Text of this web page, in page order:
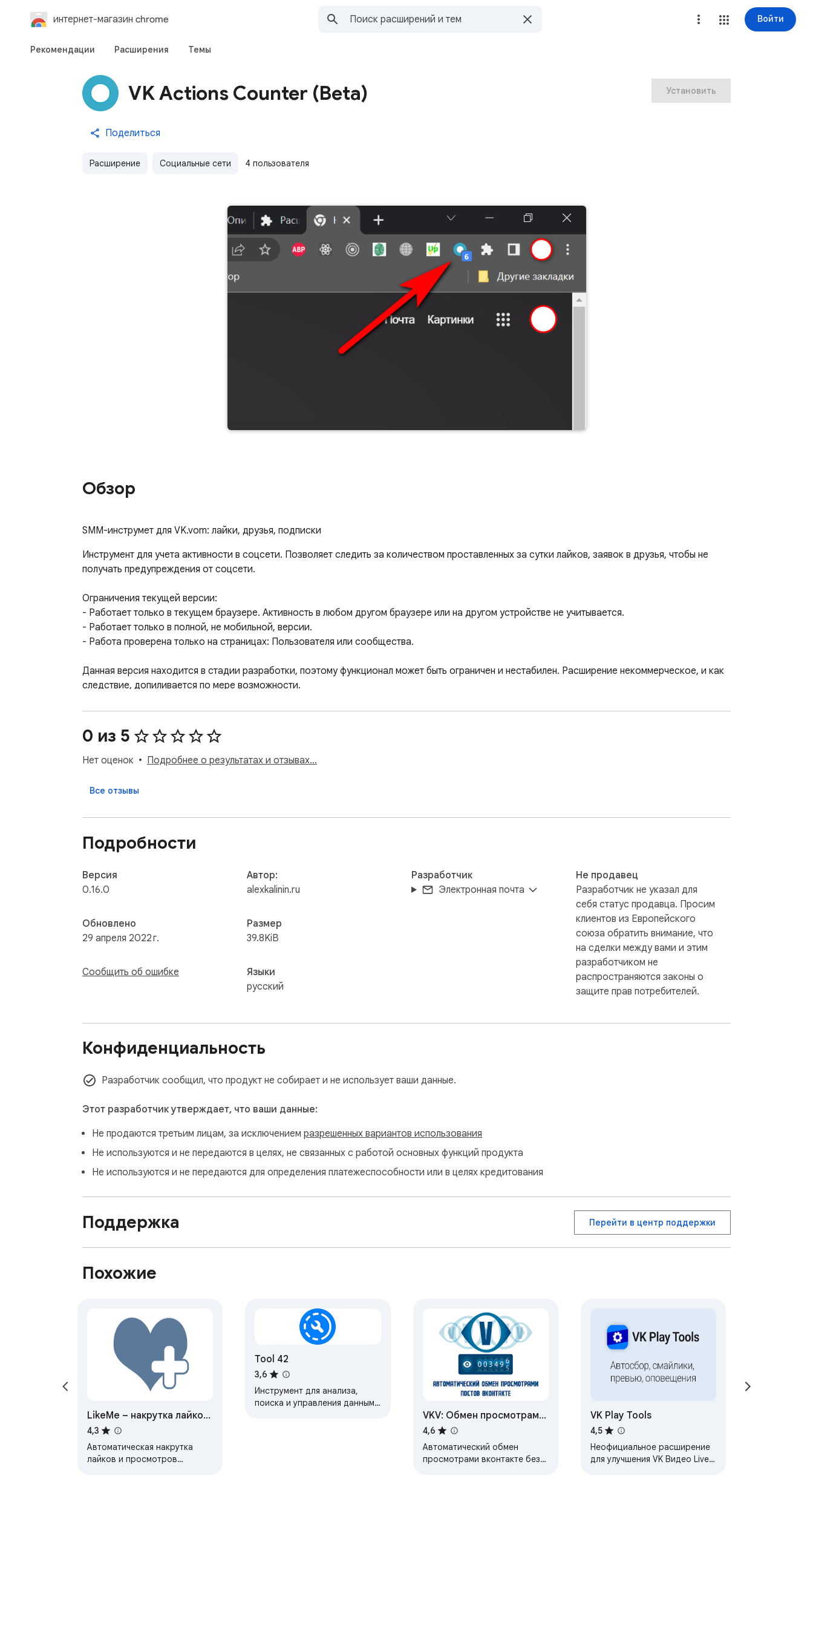
интернет-магазин chrome Войти
Рекомендации Расширения Темы
VK Actions Counter (Beta)
Поделиться
Расширение Социальные сети 4 пользователя
Установить
Обзор
SMM-инструмет для VK.vom: лайки, друзья, подписки
Инструмент для учета активности в соцсети. Позволяет следить за количеством проставленных за сутки лайков, заявок в друзья, чтобы не
получать предупреждения от соцсети.
Ограничения текущей версии:
- Работает только в текущем браузере. Активность в любом другом браузере или на другом устройстве не учитывается.
- Работает только в полной, не мобильной, версии.
- Работа проверена только на страницах: Пользователя или сообщества.
Данная версия находится в стадии разработки, поэтому функционал может быть ограничен и нестабилен. Расширение некоммерческое, и как
следствие, допиливается по мере возможности.
Если у вас есть предложения или замечания - пишите в отзывы, вместе попробуем сделать его лучше ;)
0 из 5
Нет оценок Подробнее о результатах и отзывах…
Все отзывы
Подробности
Версия
0.16.0
Обновлено
29 апреля 2022 г.
Сообщить об ошибке
Автор:
alexkalinin.ru
Размер
39.8KiB
Языки
русский
Разработчик
Электронная почта
Не продавец
Разработчик не указал для
себя статус продавца. Просим
клиентов из Европейского
союза обратить внимание, что
на сделки между вами и этим
разработчиком не
распространяются законы о
защите прав потребителей.
Конфиденциальность
Разработчик сообщил, что продукт не собирает и не использует ваши данные.
Этот разработчик утверждает, что ваши данные:
Не продаются третьим лицам, за исключением разрешенных вариантов использования
Не используются и не передаются в целях, не связанных с работой основных функций продукта
Не используются и не передаются для определения платежеспособности или в целях кредитования
Поддержка Перейти в центр поддержки
Похожие
LikeMe – накрутка лайков
и просмотров ВК
4,3
Автоматическая накрутка
лайков и просмотров
Tool 42
3,6
Инструмент для анализа,
поиска и управления данными
VKV: Обмен просмотрами
вконтакте
4,6
Автоматический обмен
просмотрами вконтакте без
VK Play Tools
4,5
Неофициальное расширение
для улучшения VK Видео Live